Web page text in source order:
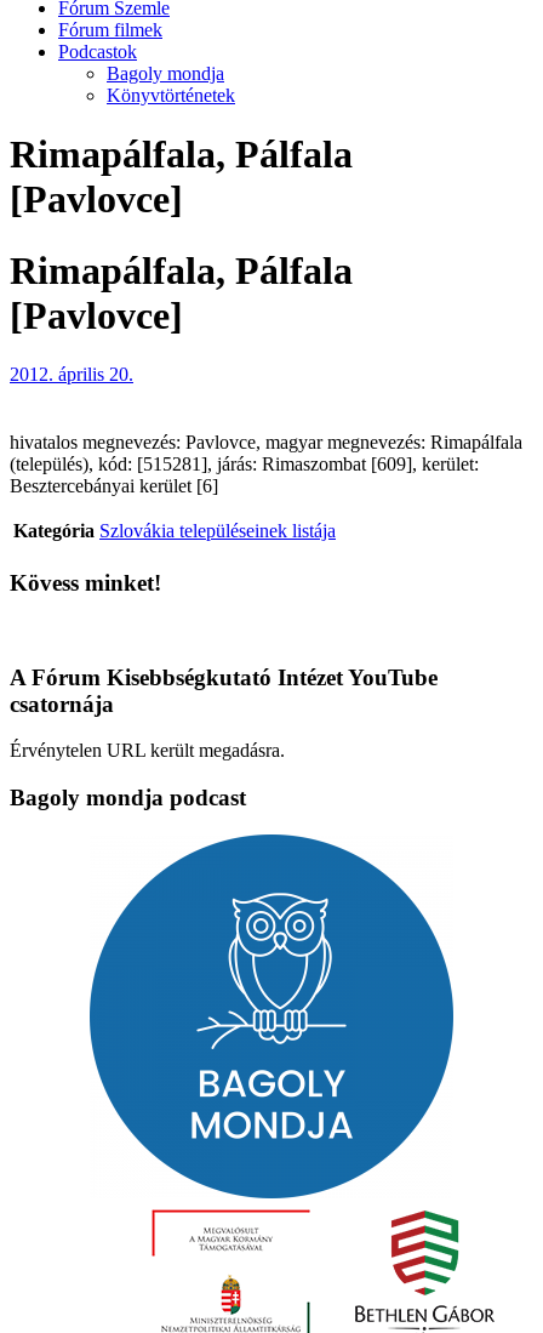
Fórum Szemle
Fórum filmek
Podcastok
Bagoly mondja
Könyvtörténetek
Rimapálfala, Pálfala
[Pavlovce]
Rimapálfala, Pálfala
[Pavlovce]
2012. április 20.
hivatalos megnevezés: Pavlovce, magyar megnevezés: Rimapálfala
(település), kód: [515281], járás: Rimaszombat [609], kerület:
Besztercebányai kerület [6]
Kategória Szlovákia településeinek listája
Kövess minket!
A Fórum Kisebbségkutató Intézet YouTube
csatornája
Érvénytelen URL került megadásra.
Bagoly mondja podcast